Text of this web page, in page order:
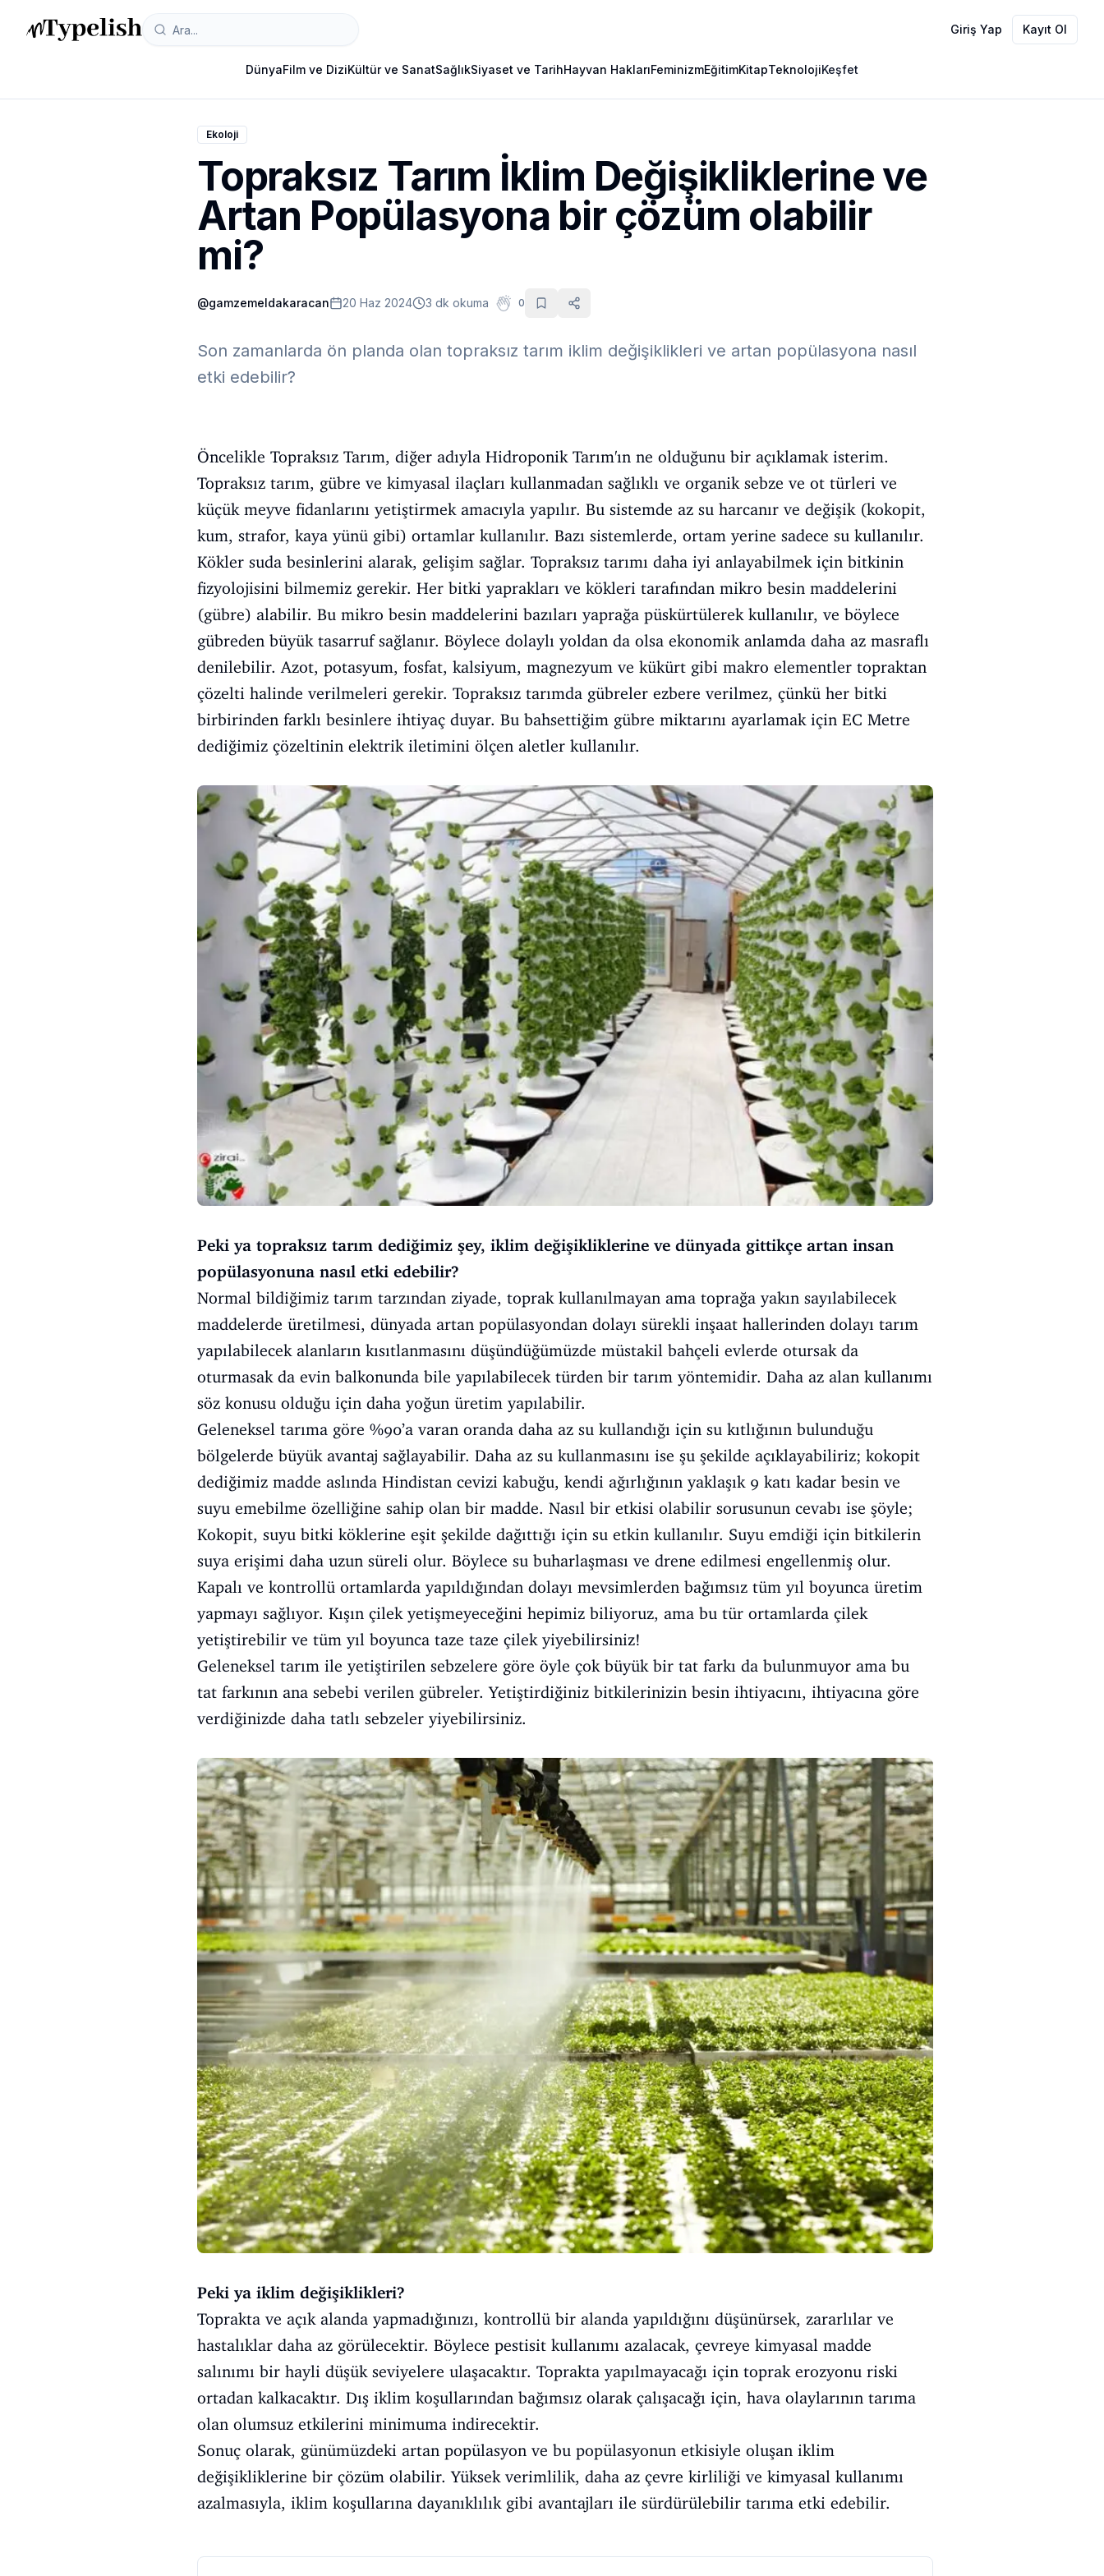
Giriş Yap Kayıt Ol
DünyaFilm ve DiziKültür ve SanatSağlıkSiyaset ve TarihHayvan HaklarıFeminizmEğitimKitapTeknolojiKeşfet
Ekoloji
Topraksız Tarım İklim Değişikliklerine ve
Artan Popülasyona bir çözüm olabilir
mi?
@gamzemeldakaracan 20 Haz 2024 3 dk okuma 0
Son zamanlarda ön planda olan topraksız tarım iklim değişiklikleri ve artan popülasyona nasıl
etki edebilir?
Öncelikle Topraksız Tarım, diğer adıyla Hidroponik Tarım'ın ne olduğunu bir açıklamak isterim.
Topraksız tarım, gübre ve kimyasal ilaçları kullanmadan sağlıklı ve organik sebze ve ot türleri ve
küçük meyve fidanlarını yetiştirmek amacıyla yapılır. Bu sistemde az su harcanır ve değişik (kokopit,
kum, strafor, kaya yünü gibi) ortamlar kullanılır. Bazı sistemlerde, ortam yerine sadece su kullanılır.
Kökler suda besinlerini alarak, gelişim sağlar. Topraksız tarımı daha iyi anlayabilmek için bitkinin
fizyolojisini bilmemiz gerekir. Her bitki yaprakları ve kökleri tarafından mikro besin maddelerini
(gübre) alabilir. Bu mikro besin maddelerini bazıları yaprağa püskürtülerek kullanılır, ve böylece
gübreden büyük tasarruf sağlanır. Böylece dolaylı yoldan da olsa ekonomik anlamda daha az masraflı
denilebilir. Azot, potasyum, fosfat, kalsiyum, magnezyum ve kükürt gibi makro elementler topraktan
çözelti halinde verilmeleri gerekir. Topraksız tarımda gübreler ezbere verilmez, çünkü her bitki
birbirinden farklı besinlere ihtiyaç duyar. Bu bahsettiğim gübre miktarını ayarlamak için EC Metre
dediğimiz çözeltinin elektrik iletimini ölçen aletler kullanılır.
Peki ya topraksız tarım dediğimiz şey, iklim değişikliklerine ve dünyada gittikçe artan insan
popülasyonuna nasıl etki edebilir?
Normal bildiğimiz tarım tarzından ziyade, toprak kullanılmayan ama toprağa yakın sayılabilecek
maddelerde üretilmesi, dünyada artan popülasyondan dolayı sürekli inşaat hallerinden dolayı tarım
yapılabilecek alanların kısıtlanmasını düşündüğümüzde müstakil bahçeli evlerde otursak da
oturmasak da evin balkonunda bile yapılabilecek türden bir tarım yöntemidir. Daha az alan kullanımı
söz konusu olduğu için daha yoğun üretim yapılabilir.
Geleneksel tarıma göre %90’a varan oranda daha az su kullandığı için su kıtlığının bulunduğu
bölgelerde büyük avantaj sağlayabilir. Daha az su kullanmasını ise şu şekilde açıklayabiliriz; kokopit
dediğimiz madde aslında Hindistan cevizi kabuğu, kendi ağırlığının yaklaşık 9 katı kadar besin ve
suyu emebilme özelliğine sahip olan bir madde. Nasıl bir etkisi olabilir sorusunun cevabı ise şöyle;
Kokopit, suyu bitki köklerine eşit şekilde dağıttığı için su etkin kullanılır. Suyu emdiği için bitkilerin
suya erişimi daha uzun süreli olur. Böylece su buharlaşması ve drene edilmesi engellenmiş olur.
Kapalı ve kontrollü ortamlarda yapıldığından dolayı mevsimlerden bağımsız tüm yıl boyunca üretim
yapmayı sağlıyor. Kışın çilek yetişmeyeceğini hepimiz biliyoruz, ama bu tür ortamlarda çilek
yetiştirebilir ve tüm yıl boyunca taze taze çilek yiyebilirsiniz!
Geleneksel tarım ile yetiştirilen sebzelere göre öyle çok büyük bir tat farkı da bulunmuyor ama bu
tat farkının ana sebebi verilen gübreler. Yetiştirdiğiniz bitkilerinizin besin ihtiyacını, ihtiyacına göre
verdiğinizde daha tatlı sebzeler yiyebilirsiniz.
Peki ya iklim değişiklikleri?
Toprakta ve açık alanda yapmadığınızı, kontrollü bir alanda yapıldığını düşünürsek, zararlılar ve
hastalıklar daha az görülecektir. Böylece pestisit kullanımı azalacak, çevreye kimyasal madde
salınımı bir hayli düşük seviyelere ulaşacaktır. Toprakta yapılmayacağı için toprak erozyonu riski
ortadan kalkacaktır. Dış iklim koşullarından bağımsız olarak çalışacağı için, hava olaylarının tarıma
olan olumsuz etkilerini minimuma indirecektir.
Sonuç olarak, günümüzdeki artan popülasyon ve bu popülasyonun etkisiyle oluşan iklim
değişikliklerine bir çözüm olabilir. Yüksek verimlilik, daha az çevre kirliliği ve kimyasal kullanımı
azalmasıyla, iklim koşullarına dayanıklılık gibi avantajları ile sürdürülebilir tarıma etki edebilir.